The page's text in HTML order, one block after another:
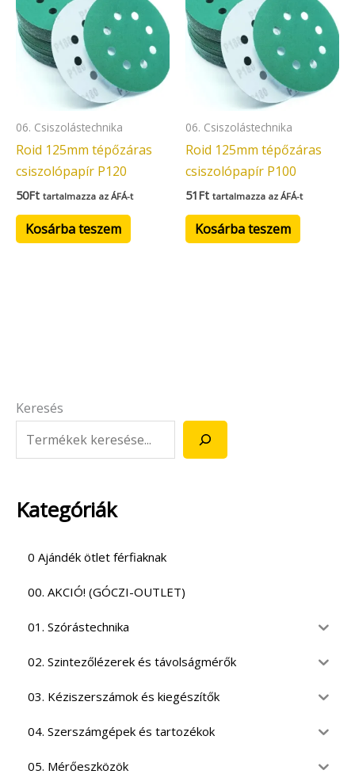
Keresés
Kategóriák
0 Ajándék ötlet férfiaknak
00. AKCIÓ! (GÓCZI-OUTLET)
01. Szórástechnika
02. Szintezőlézerek és távolságmérők
03. Kéziszerszámok és kiegészítők
04. Szerszámgépek és tartozékok
05. Mérőeszközök
06. Csiszolástechnika
Roid 125mm tépőzáras
csiszolópapír P120
50Ft tartalmazza az ÁFÁ-t
Kosárba teszem
06. Csiszolástechnika
Roid 125mm tépőzáras
csiszolópapír P100
51Ft tartalmazza az ÁFÁ-t
Kosárba teszem